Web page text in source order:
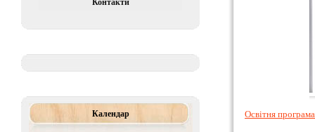
Контакти
Календар Освітня